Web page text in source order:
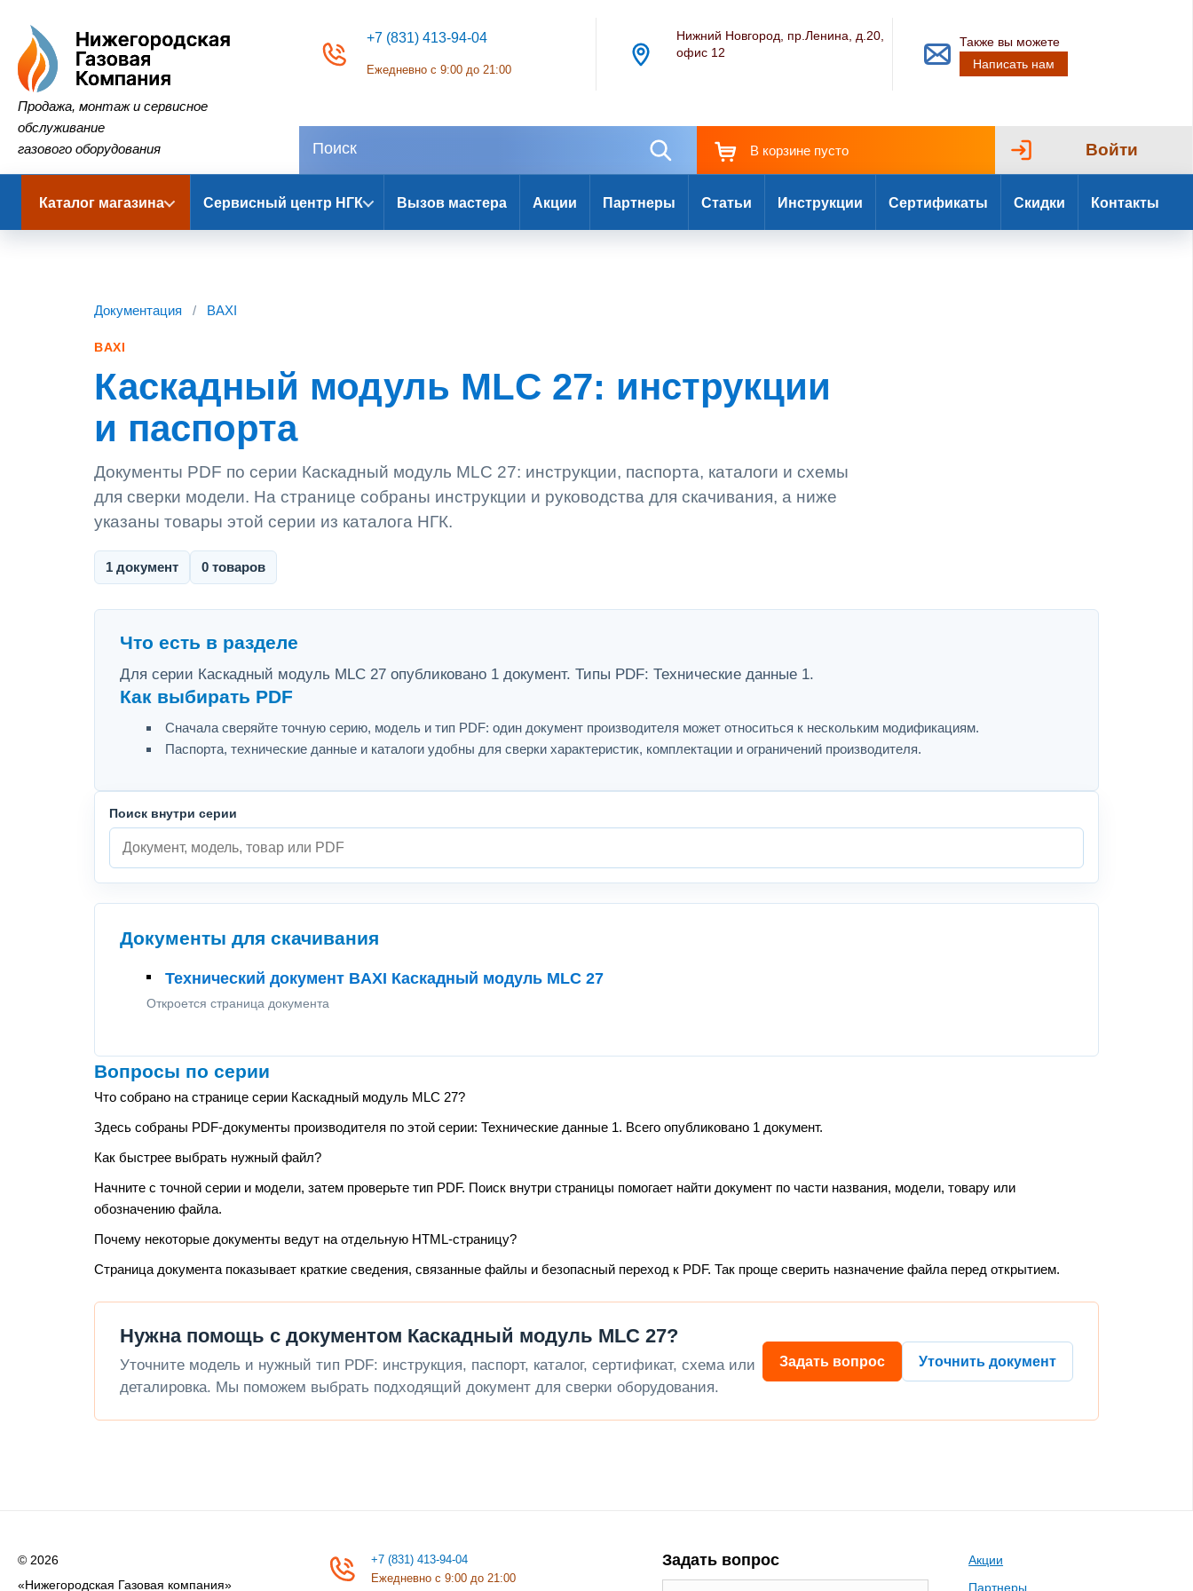
Нижегородская Газовая Компания
Продажа, монтаж и сервисное
обслуживание
газового оборудования
+7 (831) 413-94-04
Ежедневно с 9:00 до 21:00
Нижний Новгород, пр.Ленина, д.20,
офис 12
Также вы можете
Написать нам
В корзине пусто Войти
Каталог магазина Сервисный центр НГК Вызов мастера Акции Партнеры Статьи Инструкции Сертификаты Скидки Контакты
Документация / BAXI
BAXI
Каскадный модуль MLC 27: инструкции
и паспорта
Документы PDF по серии Каскадный модуль MLC 27: инструкции, паспорта, каталоги и схемы
для сверки модели. На странице собраны инструкции и руководства для скачивания, а ниже
указаны товары этой серии из каталога НГК.
1 документ 0 товаров
Что есть в разделе
Для серии Каскадный модуль MLC 27 опубликовано 1 документ. Типы PDF: Технические данные 1.
Как выбирать PDF
Сначала сверяйте точную серию, модель и тип PDF: один документ производителя может относиться к нескольким модификациям.
Паспорта, технические данные и каталоги удобны для сверки характеристик, комплектации и ограничений производителя.
Поиск внутри серии
Документы для скачивания
Технический документ BAXI Каскадный модуль MLC 27
Откроется страница документа
Вопросы по серии
Что собрано на странице серии Каскадный модуль MLC 27?
Здесь собраны PDF-документы производителя по этой серии: Технические данные 1. Всего опубликовано 1 документ.
Как быстрее выбрать нужный файл?
Начните с точной серии и модели, затем проверьте тип PDF. Поиск внутри страницы помогает найти документ по части названия, модели, товару или
обозначению файла.
Почему некоторые документы ведут на отдельную HTML-страницу?
Страница документа показывает краткие сведения, связанные файлы и безопасный переход к PDF. Так проще сверить назначение файла перед открытием.
Нужна помощь с документом Каскадный модуль MLC 27?
Уточните модель и нужный тип PDF: инструкция, паспорт, каталог, сертификат, схема или
деталировка. Мы поможем выбрать подходящий документ для сверки оборудования.
Задать вопрос Уточнить документ
© 2026
«Нижегородская Газовая компания»
+7 (831) 413-94-04
Ежедневно с 9:00 до 21:00
Задать вопрос
Акции
Партнеры